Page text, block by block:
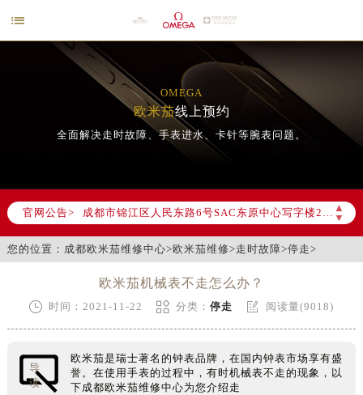

OMEGA
欧米茄线上预约
全面解决走时故障、手表进水、卡针等腕表问题。
官网公告>
▲
▼
2026年6月欧米茄成都市售后服务网络优化升级公告
2026年6月成都市欧米茄官方售后客户服务热线：400-877-2083
2026年6月欧米茄售后服务中心最新网点地址：
您的位置： 成都欧米茄维修中心>欧米茄维修>走时故障>停走>
欧米茄机械表不走怎么办？
 时间：2021-11-22  分类：停走  阅读量(9018)
导
读
欧米茄是瑞士著名的钟表品牌，在国内钟表市场享有盛
誉。在使用手表的过程中，有时机械表不走的现象，以
下成都欧米茄维修中心为您介绍走